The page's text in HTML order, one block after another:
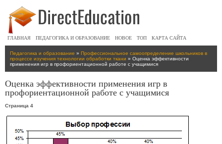
ГЛАВНАЯ ПЕДАГОГИКА И ОБРАЗОВАНИЕ НОВОЕ ТОП КАРТА САЙТА
Педагогика и образование » Профессиональное самоопределение школьников в
процессе изучения технологии обработки ткани » Оценка эффективности
применения игр в профориентационной работе с учащимися
Оценка эффективности применения игр в
профориентационной работе с учащимися
Страница 4